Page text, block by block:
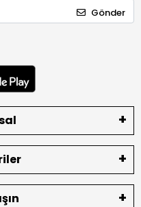
Gönder